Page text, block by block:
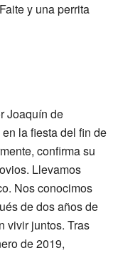
y una perrita
Joaquín de
la fiesta del fin de
confirma su
Llevamos
Nos conocimos
de dos años de
vivir juntos. Tras
de 2019,